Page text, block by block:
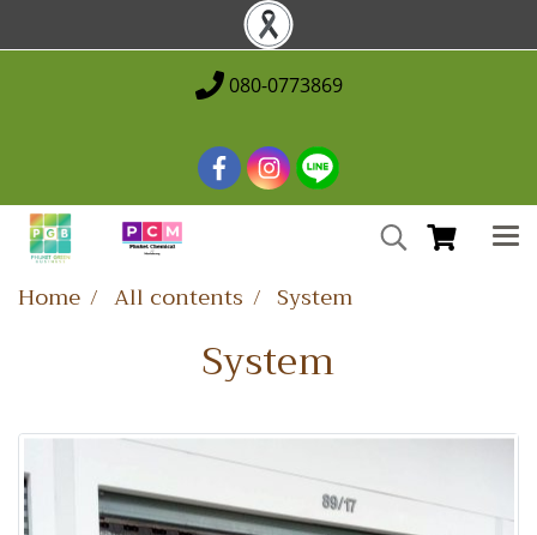
080-0773869
Home All contents System
System